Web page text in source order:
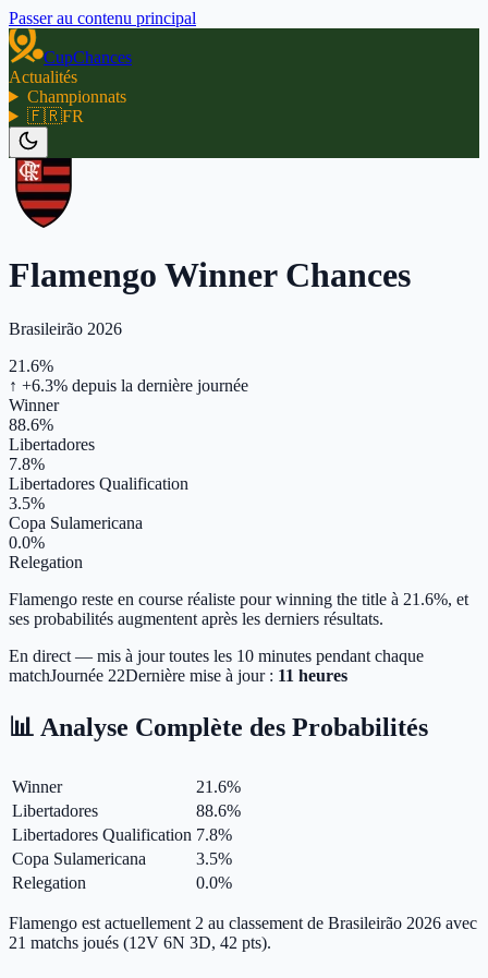
Passer au contenu principal
CupChances
Actualités
Championnats
🇫🇷FR
Flamengo Winner Chances
Brasileirão 2026
21.6%
↑ +6.3% depuis la dernière journée
Winner
88.6%
Libertadores
7.8%
Libertadores Qualification
3.5%
Copa Sulamericana
0.0%
Relegation
Flamengo reste en course réaliste pour winning the title à 21.6%, et
ses probabilités augmentent après les derniers résultats.
En direct — mis à jour toutes les 10 minutes pendant chaque
matchJournée 22Dernière mise à jour : 11 heures
📊 Analyse Complète des Probabilités
Winner 21.6%
Libertadores
88.6%
Libertadores Qualification 7.8%
Copa Sulamericana
3.5%
Relegation
0.0%
Flamengo est actuellement 2 au classement de Brasileirão 2026 avec
21 matchs joués (12V 6N 3D, 42 pts).